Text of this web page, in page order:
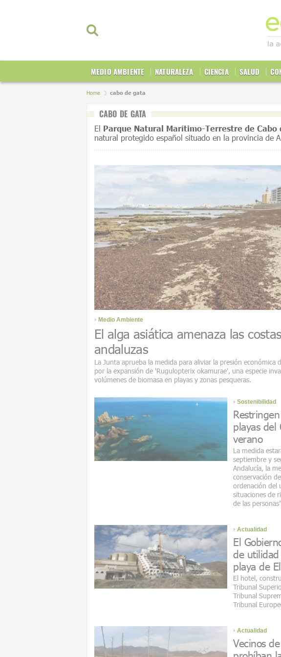
MEDIO AMBIENTE NATURALEZA CIENCIA SALUD
Home cabo de gata
CABO DE GATA
El Parque Natural Marítimo-Terrestre de Cabo
natural protegido español situado en la provincia de
Medio Ambiente
El alga asiática amenaza las
andaluzas
La Junta aprueba la medida para aliviar la presión económica
por la expansión de 'Rugulopterix okamurae', una especie
volúmenes de biomasa en playas y zonas pesqueras.
Sostenibilidad
playas del
verano
La medida
septiembre y
Andalucía, la
conservación
ordenación del
situaciones de
de las personas"
Actualidad
El
de
playa de
El hotel,
Tribunal
Tribunal
Tribunal
Actualidad
Vecinos